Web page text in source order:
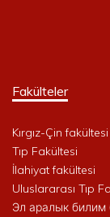
Fakülteler
Kırgız-Çin fakültesi
Tıp Fakültesi
İlahiyat fakültesi
Uluslararası Tıp
Эл аралык билим